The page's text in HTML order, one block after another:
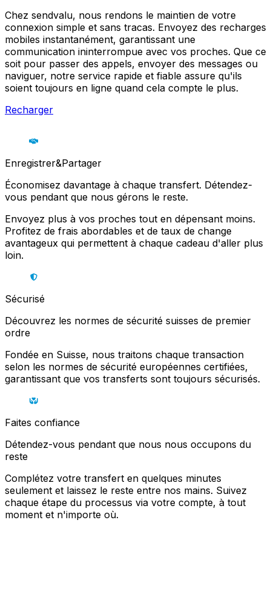
Chez sendvalu, nous rendons le maintien de votre
connexion simple et sans tracas. Envoyez des recharges
mobiles instantanément, garantissant une
communication ininterrompue avec vos proches. Que ce
soit pour passer des appels, envoyer des messages ou
naviguer, notre service rapide et fiable assure qu'ils
soient toujours en ligne quand cela compte le plus.
Recharger
Enregistrer&Partager
Économisez davantage à chaque transfert. Détendez-
vous pendant que nous gérons le reste.
Envoyez plus à vos proches tout en dépensant moins.
Profitez de frais abordables et de taux de change
avantageux qui permettent à chaque cadeau d'aller plus
loin.
Sécurisé
Découvrez les normes de sécurité suisses de premier
ordre
Fondée en Suisse, nous traitons chaque transaction
selon les normes de sécurité européennes certifiées,
garantissant que vos transferts sont toujours sécurisés.
Faites confiance
Détendez-vous pendant que nous nous occupons du
reste
Complétez votre transfert en quelques minutes
seulement et laissez le reste entre nos mains. Suivez
chaque étape du processus via votre compte, à tout
moment et n'importe où.